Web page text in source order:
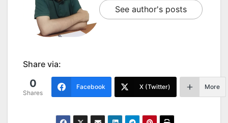
See author's posts
Share via:
0
Shares
Facebook X (Twitter) More